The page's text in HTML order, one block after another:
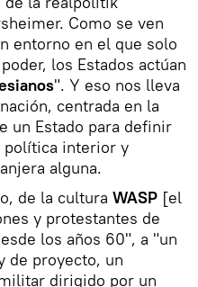
Como se ven
entorno en el que solo
los Estados actúan
". Y eso nos lleva
centrada en la
un Estado para definir
política interior y
alguna.
de la cultura WASP [el
y protestantes de
los años 60", a "un
de proyecto, un
dirigido por un